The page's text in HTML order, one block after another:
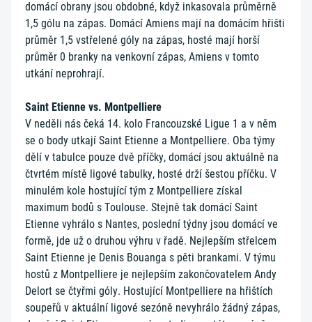
domácí obrany jsou obdobné, když inkasovala průměrně
1,5 gólu na zápas. Domácí Amiens mají na domácím hřišti
průměr 1,5 vstřelené góly na zápas, hosté mají horší
průměr 0 branky na venkovní zápas, Amiens v tomto
utkání neprohrají.
Saint Etienne vs. Montpelliere
V neděli nás čeká 14. kolo Francouzské Ligue 1 a v něm
se o body utkají Saint Etienne a Montpelliere. Oba týmy
dělí v tabulce pouze dvě příčky, domácí jsou aktuálně na
čtvrtém místě ligové tabulky, hosté drží šestou příčku. V
minulém kole hostující tým z Montpelliere získal
maximum bodů s Toulouse. Stejně tak domácí Saint
Etienne vyhrálo s Nantes, poslední týdny jsou domácí ve
formě, jde už o druhou výhru v řadě. Nejlepším střelcem
Saint Etienne je Denis Bouanga s pěti brankami. V týmu
hostů z Montpelliere je nejlepším zakončovatelem Andy
Delort se čtyřmi góly. Hostující Montpelliere na hřištích
soupeřů v aktuální ligové sezóně nevyhrálo žádný zápas,